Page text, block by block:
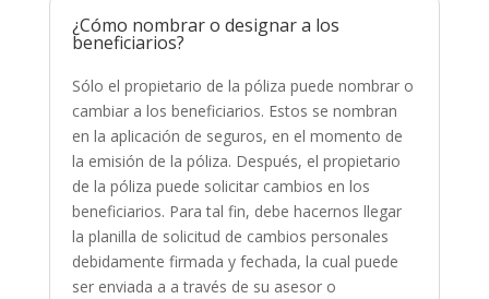
¿Cómo nombrar o designar a los
beneficiarios?
Sólo el propietario de la póliza puede nombrar o
cambiar a los beneficiarios. Estos se nombran
en la aplicación de seguros, en el momento de
la emisión de la póliza. Después, el propietario
de la póliza puede solicitar cambios en los
beneficiarios. Para tal fin, debe hacernos llegar
la planilla de solicitud de cambios personales
debidamente firmada y fechada, la cual puede
ser enviada a a través de su asesor o